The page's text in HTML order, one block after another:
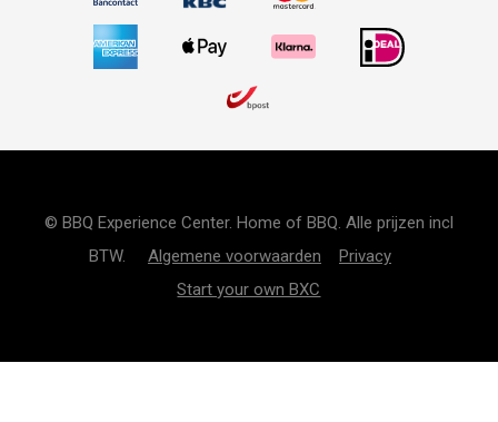
© BBQ Experience Center. Home of BBQ. Alle prijzen incl
BTW. Algemene voorwaarden
Privacy
Start your own BXC